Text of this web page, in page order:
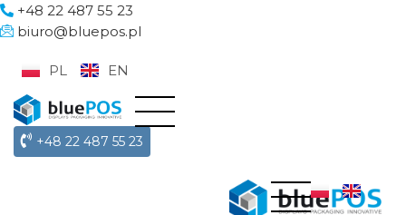
+48 22 487 55 23
biuro@bluepos.pl
PL EN
+48 22 487 55 23